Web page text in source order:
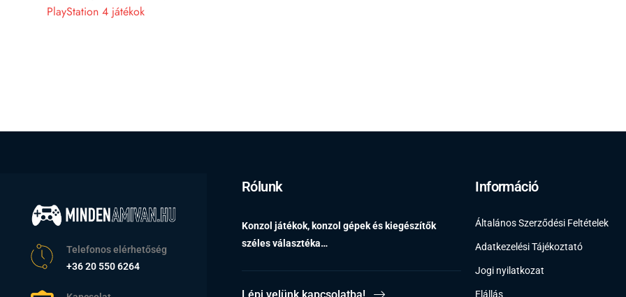
PlayStation 4 játékok
Telefonos elérhetőség
+36 20 550 6264
Rólunk
Konzol játékok, konzol gépek és kiegészítők
széles választéka…
Információ
Általános Szerződési Feltételek
Adatkezelési Tájékoztató
Jogi nyilatkozat
Elállás